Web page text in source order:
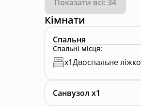
Показати всі: 34
Кімнати
Спальня
Спальні місця:
x1Двоспальне ліжко
Санвузол x1